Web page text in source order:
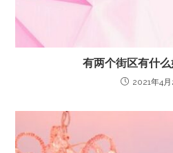
有两个街区有什
2021年4月